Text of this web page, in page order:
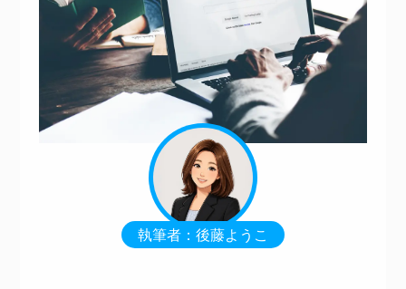
執筆者：後藤ようこ